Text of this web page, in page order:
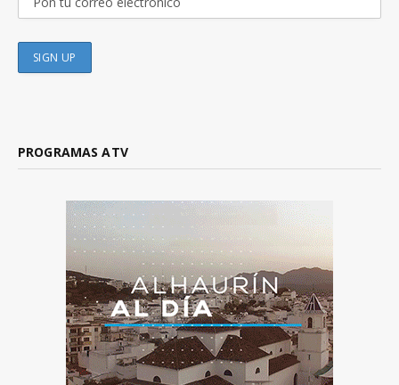
PROGRAMAS ATV